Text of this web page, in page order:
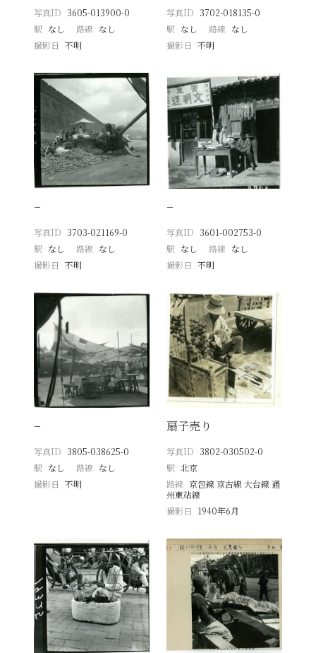
写真ID 3605-013900-0
駅 なし 路線 なし
撮影日
不明
写真ID 3702-018135-0
駅 なし 路線 なし
撮影日 不明
−
写真ID 3703-021169-0
駅 なし 路線 なし
撮影日
不明
−
写真ID 3601-002753-0
駅 なし 路線 なし
撮影日 不明
−
写真ID 3805-038625-0
駅 なし 路線 なし
撮影日
不明
扇子売り
写真ID 3802-030502-0
駅 北京
路線 京包線 京古線 大台線 通
州東站線
撮影日
1940年6月